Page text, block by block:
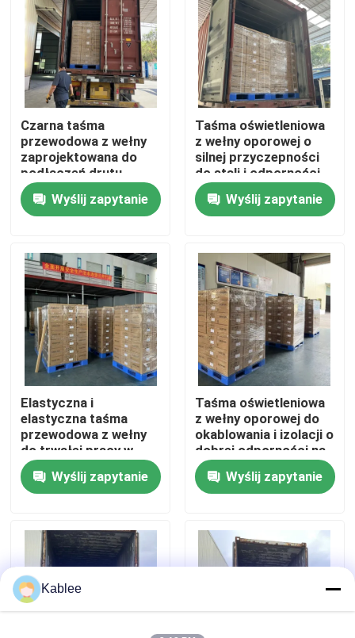
Dom
Filmy
Pokaz VR
O nas
Wycieczka po fabryce
Kontrola jakości
Skontaktuj się z nami
Poprosić o wycenę
Czarna taśma
przewodowa z wełny
zaprojektowana do
podłączeń drutu
elektrycznego,
zapewniająca
tłumienie drgań i
z kształtem drutu
Wyślij zapytanie
Taśma oświetleniowa
z wełny oporowej o
silnej przyczepności
do stali i odporności
na działanie
chemiczne
Wyślij zapytanie
Elastyczna i
elastyczna taśma
przewodowa z wełny
do trwałej pracy w
przemyśle
motoryzacyjnym i
elektrycznym
Wyślij zapytanie
Taśma oświetleniowa
z wełny oporowej do
okablowania i izolacji o
dobrej odporności na
ścieranie i substancje
chemiczne
Wyślij zapytanie
Kablee